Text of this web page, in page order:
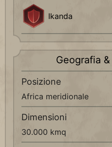
Ikanda
Geografia
Posizione
Africa meridionale
Dimensioni
30.000 kmq